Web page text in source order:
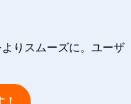
りスムーズに。ユーザ